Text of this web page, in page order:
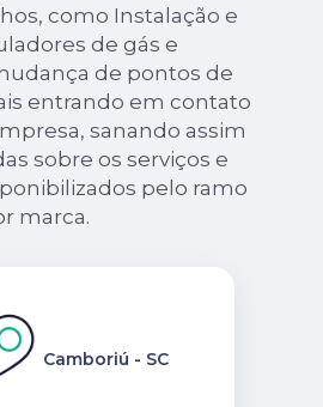
como Instalação e
de gás e
de pontos de
entrando em contato
sanando assim
sobre os serviços e
pelo ramo
marca.
Camboriú - SC